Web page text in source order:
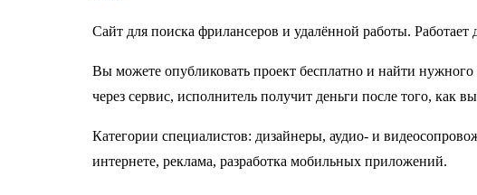
Сайт для поиска фрилансеров и удалённой работы. Работает
Вы можете опубликовать проект бесплатно и найти
через сервис, исполнитель получит деньги после того, как
Категории специалистов: дизайнеры, аудио- и
интернете, реклама, разработка мобильных приложений.